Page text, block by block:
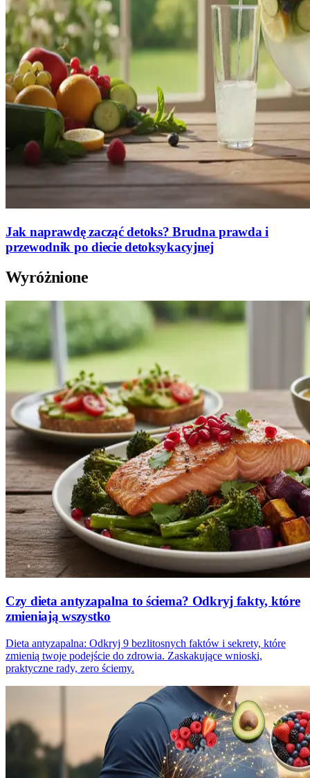
Jak naprawdę zacząć detoks? Brudna prawda i
przewodnik po diecie detoksykacyjnej
Wyróżnione
Czy dieta antyzapalna to ściema? Odkryj fakty, które
zmieniają wszystko
Dieta antyzapalna: Odkryj 9 bezlitosnych faktów i sekrety, które
zmienią twoje podejście do zdrowia. Zaskakujące wnioski,
praktyczne rady, zero ściemy.